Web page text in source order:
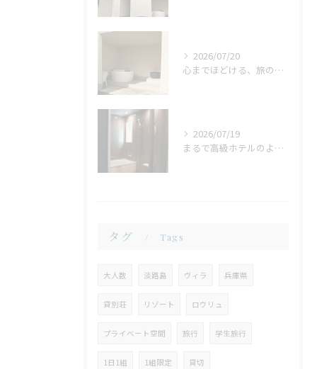
2026/07/20
心までほどける、旅の締めくくり。広々ジャグジーで味わう、ゆったりとしたリラックスタイム
2026/07/19
まるで高級ホテルのような非日常。ガラス張りのバスルームで味わう贅沢なひととき
タグ Tags
大人数 淡路島 ヴィラ 兵庫県
貸別荘 リゾート ロウリュ
プライベート空間 旅行 学生旅行
1日1組 1組限定 貸切